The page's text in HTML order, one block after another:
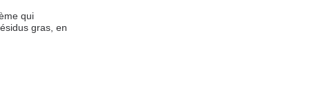
qui
gras, en